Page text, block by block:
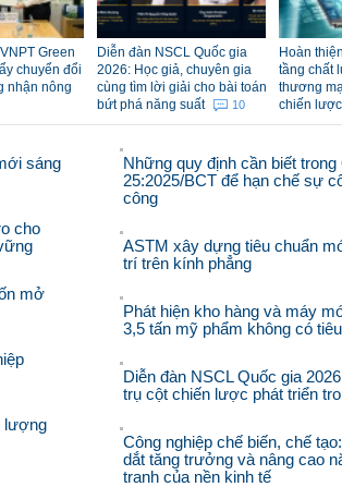
Green
chuyển đổi
nhận nông
Diễn đàn NSCL Quốc gia
2026: Học giả, chuyên gia
cùng tìm lời giải cho bài toán
bứt phá năng suất
10
Hoàn
tầng chất
thương
chiến lược
sáng
cho
mở
lượng
Những quy định cần biết trong
25:2025/BCT để hạn chế sự
công
ASTM xây dựng tiêu chuẩn
trí trên kính phẳng
Phát hiện kho hàng và máy
3,5 tấn mỹ phẩm không có
Diễn đàn NSCL Quốc gia
trụ cột chiến lược phát triển
Công nghiệp chế biến, chế
dắt tăng trưởng và nâng cao
tranh của nền kinh tế